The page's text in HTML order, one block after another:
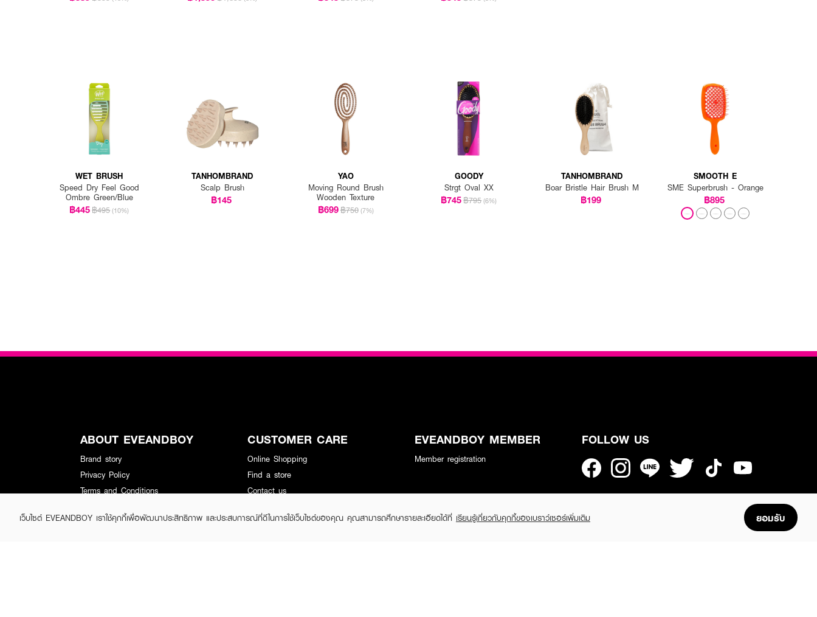
WET BRUSH
Speed Dry Feel Good
Ombre Green/Blue
฿445฿495 (10%)
TANHOMBRAND
Scalp Brush
฿145
YAO
Moving Round Brush
Wooden Texture
฿699฿750 (7%)
GOODY
Strgt Oval XX
฿745฿795 (6%)
TANHOMBRAND
Boar Bristle Hair Brush M
฿199
SMOOTH E
SME Superbrush - Orange
฿895
เว็บไซต์ EVEANDBOY เราใช้คุกกี้เพื่อพัฒนาประสิทธิภาพ และประสบการณ์ที่ดีในการใช้เว็บไซต์ของคุณ คุณสามารถศึกษารายละเอียดได้ที่ เรียนรู้เกี่ยวกับคุกกี้ของเบราว์เซอร์เพิ่มเติม ยอมรับ
ABOUT EVEANDBOY
Brand story
Privacy Policy
Terms and Conditions
Whistleblowing
CUSTOMER CARE
Online Shopping
Find a store
Contact us
EVEANDBOY MEMBER
Member registration
FOLLOW US
Enjoyable, easy, and convenient